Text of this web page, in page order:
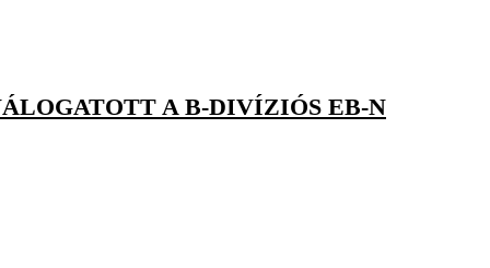
A B-DIVÍZIÓS EB-N